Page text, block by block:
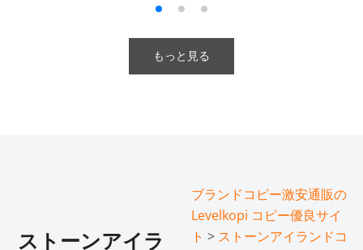
もっと見る
ストーンアイラ
ブランドコピー激安通販の
Levelkopi コピー優良サイ
ト > ストーンアイランドコ